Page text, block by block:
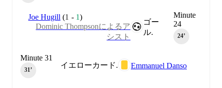
Minute
24
24‎’‎
ゴー
ル.
Joe Hugill (1 - 1)
Dominic Thompsonによるア
シスト
イエローカード. Emmanuel Danso
Minute 31
31‎’‎